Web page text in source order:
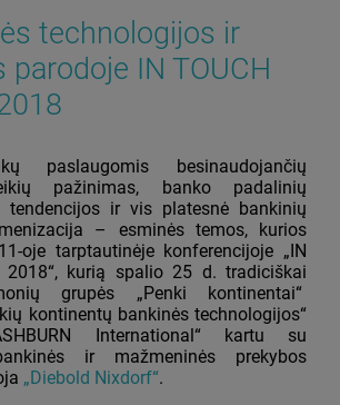
technologijos ir
parodoje IN TOUCH
paslaugomis besinaudojančių
pažinimas, banko padalinių
tendencijos ir vis platesnė bankinių
– esminės temos, kurios
oje tarptautinėje konferencijoje „IN
2018“, kurią spalio 25 d. tradiciškai
grupės „Penki kontinentai“
kontinentų bankinės technologijos“
International“ kartu su
ir mažmeninės prekybos
„Diebold Nixdorf“.